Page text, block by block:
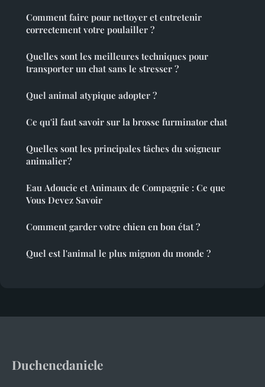
Comment faire pour nettoyer et entretenir
correctement votre poulailler ?
Quelles sont les meilleures techniques pour
transporter un chat sans le stresser ?
Quel animal atypique adopter ?
Ce qu'il faut savoir sur la brosse furminator chat
Quelles sont les principales tâches du soigneur
animalier ?
Eau Adoucie et Animaux de Compagnie : Ce que
Vous Devez Savoir
Comment garder votre chien en bon état ?
Quel est l'animal le plus mignon du monde ?
Duchenedaniele